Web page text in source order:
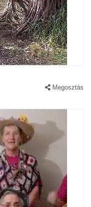
Megosztás